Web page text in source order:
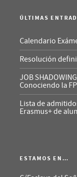
ÚLTIMAS
Calendario
Resolución
JOB
Conociendo la
Lista de
Erasmus+ de
ESTAMOS EN…